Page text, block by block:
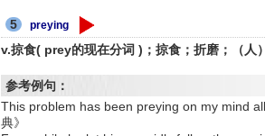
5 preying
v.掠食( prey的现在分词 )；掠食；折磨；（人
参考例句：
This problem has been preying on my mind
典》